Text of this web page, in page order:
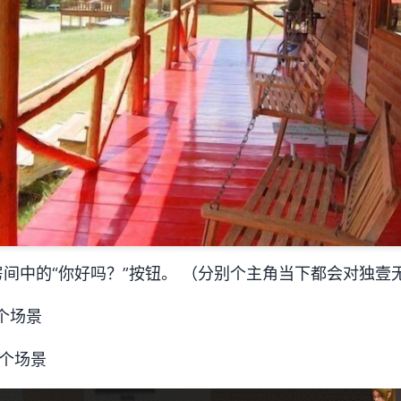
中的“你好吗？”按钮。 （分别个主角当下都会对独壹
场景
场景